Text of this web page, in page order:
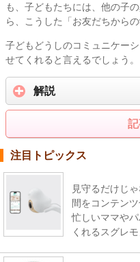
も、子どもたちには、他の子
ら、こうした「お友だちから
子どもどうしのコミュニケー
せてくれると言えるでしょう。
解説
注目トピックス
見守るだけじ
間をコンテン
忙しいママや
くれるスグレ